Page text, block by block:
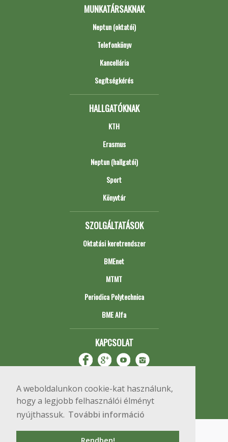
A weboldalunkon cookie-kat használunk,
hogy a legjobb felhasználói élményt
nyújthassuk. További információ
MUNKATÁRSAKNAK
Neptun (oktatói)
Telefonkönyv
Kancellária
Segítségkérés
HALLGATÓKNAK
KTH
Erasmus
Neptun (hallgatói)
Sport
Könyvtár
SZOLGÁLTATÁSOK
Oktatási keretrendszer
BMEnet
MTMT
Periodica Polytechnica
BME Alfa
KAPCSOLAT
Copyright © 2020 BME Építőmérnöki Kar